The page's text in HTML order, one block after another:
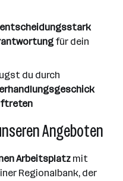
entscheidungsstark
für dein
du durch
Angeboten
Arbeitsplatz mit
Regionalbank, der